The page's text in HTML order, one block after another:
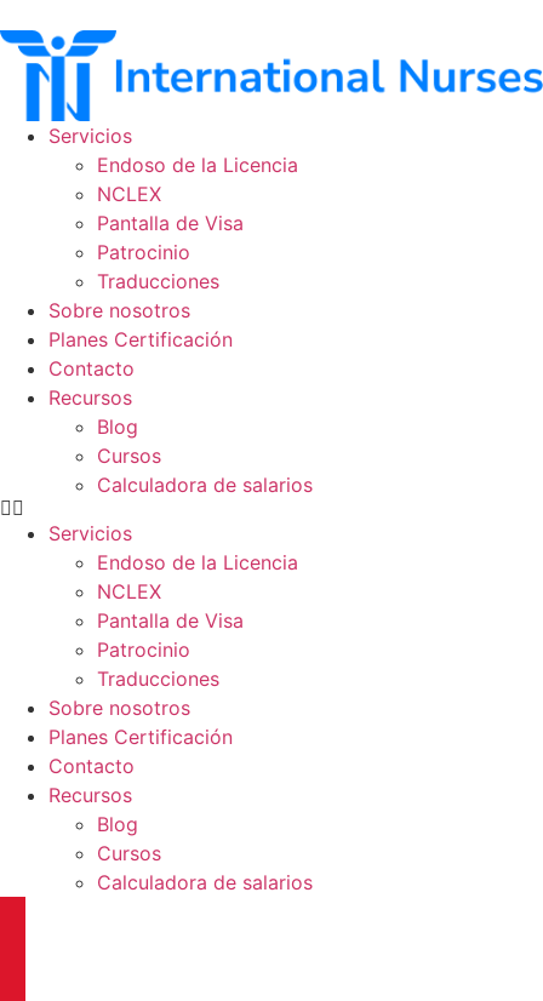
al
contenido
Servicios
Endoso de la Licencia
NCLEX
Pantalla de Visa
Patrocinio
Traducciones
Sobre nosotros
Planes Certificación
Contacto
Recursos
Blog
Cursos
Calculadora de salarios
Servicios
Endoso de la Licencia
NCLEX
Pantalla de Visa
Patrocinio
Traducciones
Sobre nosotros
Planes Certificación
Contacto
Recursos
Blog
Cursos
Calculadora de salarios